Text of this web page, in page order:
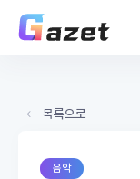
목록으로
음악